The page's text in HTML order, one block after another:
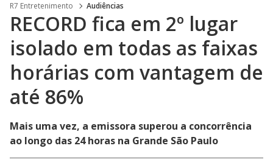
R7 Entretenimento Audiências
RECORD fica em 2º lugar
isolado em todas as faixas
horárias com vantagem de
até 86%
Mais uma vez, a emissora superou a concorrência
ao longo das 24 horas na Grande São Paulo